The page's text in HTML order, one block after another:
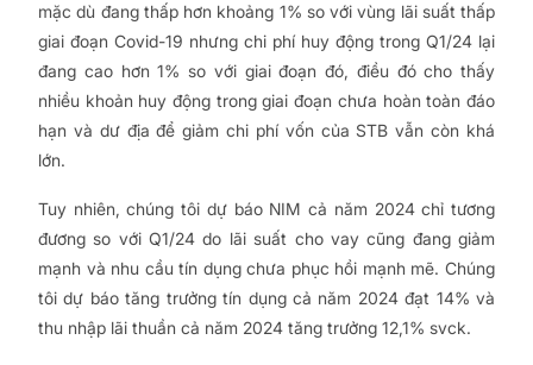
mặc dù đang thấp hơn khoảng 1% so với vùng lãi suất thấp
giai đoạn Covid-19 nhưng chi phí huy động trong Q1/24 lại
đang cao hơn 1% so với giai đoạn đó, điều đó cho thấy
nhiều khoản huy động trong giai đoạn chưa hoàn toàn đáo
hạn và dư địa để giảm chi phí vốn của STB vẫn còn khá
lớn.
Tuy nhiên, chúng tôi dự báo NIM cả năm 2024 chỉ tương
đương so với Q1/24 do lãi suất cho vay cũng đang giảm
mạnh và nhu cầu tín dụng chưa phục hồi mạnh mẽ. Chúng
tôi dự báo tăng trưởng tín dụng cả năm 2024 đạt 14% và
thu nhập lãi thuần cả năm 2024 tăng trưởng 12,1% svck.